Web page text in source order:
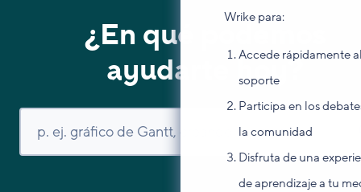
Wrike para:
Accede rápidamente
soporte
Participa en los
la comunidad
Disfruta de una
de aprendizaje a tu
¿En qué podemos
ayudarte hoy?